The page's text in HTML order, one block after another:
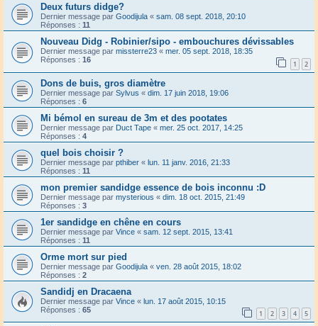
Deux futurs didge?
Dernier message par Goodijula « sam. 08 sept. 2018, 20:10
Réponses : 11
Nouveau Didg - Robinier/sipo - embouchures dévissables
Dernier message par missterre23 « mer. 05 sept. 2018, 18:35
Réponses : 16 1 2
Dons de buis, gros diamètre
Dernier message par Sylvus « dim. 17 juin 2018, 19:06
Réponses : 6
Mi bémol en sureau de 3m et des pootates
Dernier message par Duct Tape « mer. 25 oct. 2017, 14:25
Réponses : 4
quel bois choisir ?
Dernier message par pthiber « lun. 11 janv. 2016, 21:33
Réponses : 11
mon premier sandidge essence de bois inconnu :D
Dernier message par mysterious « dim. 18 oct. 2015, 21:49
Réponses : 3
1er sandidge en chêne en cours
Dernier message par Vince « sam. 12 sept. 2015, 13:41
Réponses : 11
Orme mort sur pied
Dernier message par Goodijula « ven. 28 août 2015, 18:02
Réponses : 2
Sandidj en Dracaena
Dernier message par Vince « lun. 17 août 2015, 10:15
Réponses : 65 1 2 3 4 5